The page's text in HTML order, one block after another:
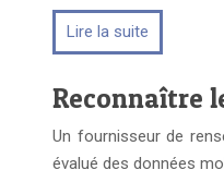
Lire la suite
Reconnaître
Un fournisseur de
évalué des données